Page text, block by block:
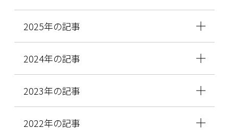
2025年の記事
2024年の記事
2023年の記事
2022年の記事